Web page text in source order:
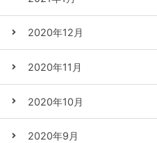
2020年12月
2020年11月
2020年10月
2020年9月